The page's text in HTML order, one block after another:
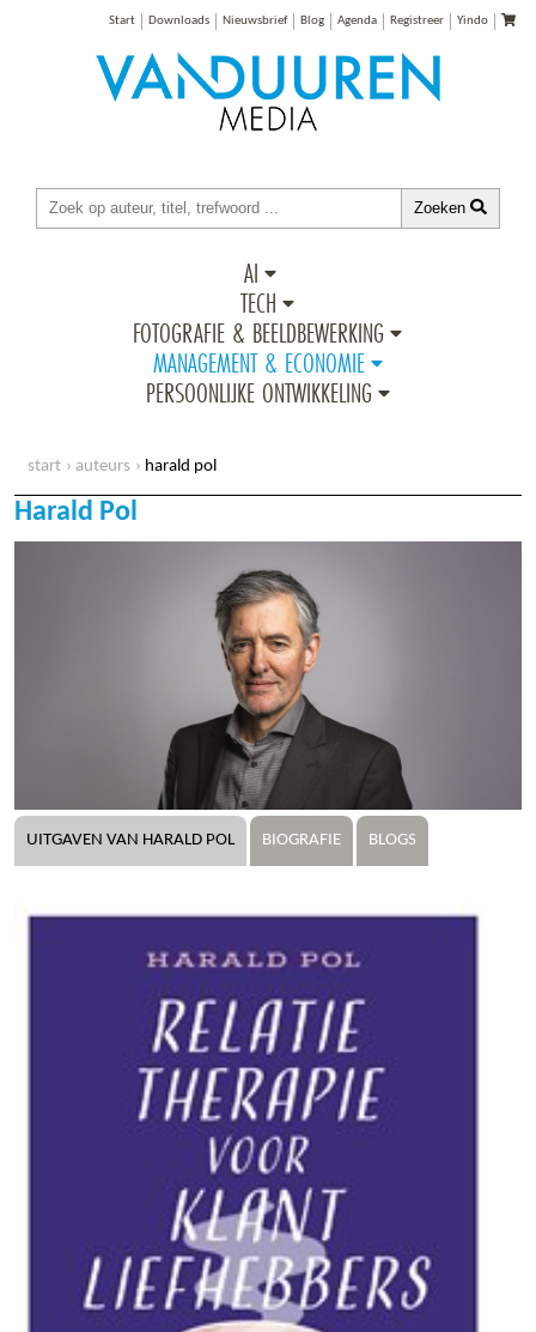
Start Downloads Nieuwsbrief Blog Agenda Registreer Yindo
Zoeken
AI
TECH
FOTOGRAFIE & BEELDBEWERKING
MANAGEMENT & ECONOMIE
PERSOONLIJKE ONTWIKKELING
start auteurs harald pol
Harald Pol
UITGAVEN VAN HARALD POL BIOGRAFIE BLOGS